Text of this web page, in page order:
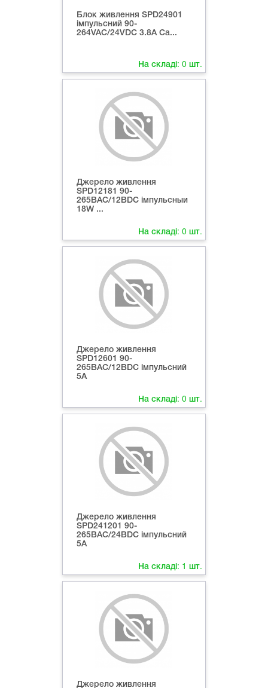
Блок живлення SPD24901
імпульсний 90-
264VAC/24VDC 3.8А Ca...
На складі: 0 шт.
Джерело живлення
SPD12181 90-
265ВAC/12ВDC імпульсныи
18W ...
На складі: 0 шт.
Джерело живлення
SPD12601 90-
265ВAC/12ВDC імпульсний
5A
На складі: 0 шт.
Джерело живлення
SPD241201 90-
265ВAC/24ВDC імпульсний
5A
На складі: 1 шт.
Джерело живлення